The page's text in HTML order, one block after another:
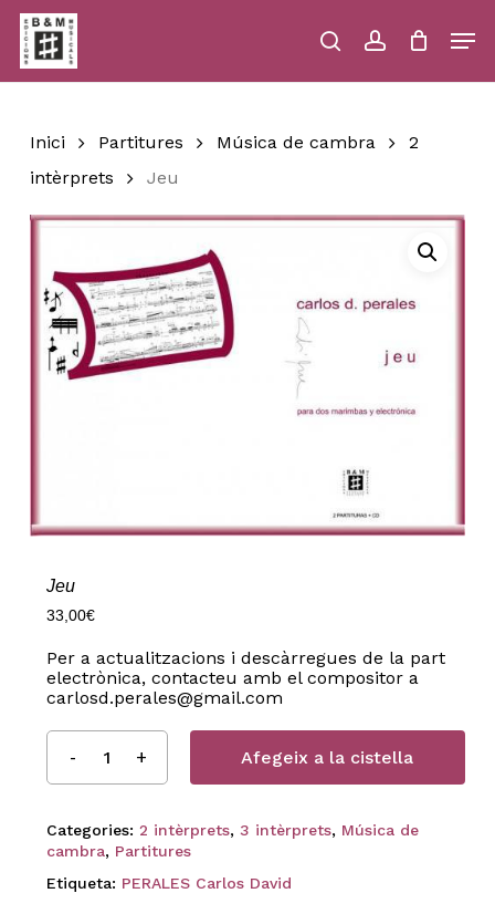
Skip
main
content
searchaccount
Close
Inici Partitures Música de cambra
2
intèrprets
Jeu
Jeu
33,00€
Per a actualitzacions i descàrregues de la part
electrònica, contacteu amb el compositor a
carlosd.perales@gmail.com
Afegeix a la cistella
Categories: 2 intèrprets, 3 intèrprets, Música de
cambra, Partitures
Etiqueta: PERALES Carlos David
Menu